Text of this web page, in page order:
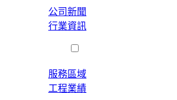
公司新聞
行業資訊
服務區域
工程業績